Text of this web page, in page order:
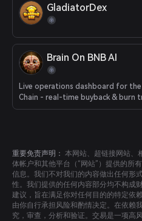
GladiatorDex
Brain On BNB AI
Live operations dashboard for the
Chain - real-time buyback & burn
'26 prediction game with a BOBAI
重要免责声明： 本网站、超链接网站、
体帐户和其他平台（“网站”）提供的所
信息。我们不对我们的内容做出任何形
性。我们提供的任何内容部分均不构成
建议，旨在满足你对任何目的的特定依
由你自行承担风险和酌情决定。在依赖
究，审查，分析和验证。交易是一项高